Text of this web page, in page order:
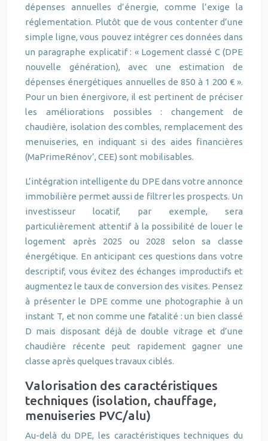
dépenses annuelles d’énergie, comme l’exige la
réglementation. Plutôt que de vous contenter d’une
simple ligne, vous pouvez intégrer ces données dans
un paragraphe explicatif : « Logement classé C (DPE
nouvelle génération), avec une estimation de
dépenses énergétiques annuelles de 850 à 1 200 € ».
Pour un bien énergivore, il est pertinent de préciser
les améliorations possibles : changement de
chaudière, isolation des combles, remplacement des
menuiseries, en indiquant si des aides financières
(MaPrimeRénov’, CEE) sont mobilisables.
L’intégration intelligente du DPE dans votre annonce
immobilière permet aussi de filtrer les prospects. Un
investisseur locatif, par exemple, sera
particulièrement attentif à la possibilité de louer le
logement après 2025 ou 2028 selon sa classe
énergétique. En anticipant ces questions dans votre
descriptif, vous évitez des échanges improductifs et
augmentez le taux de conversion des visites. Pensez
à présenter le DPE comme une photographie à un
instant T, et non comme une fatalité : un bien classé
D mais disposant déjà de double vitrage et d’une
chaudière récente peut rapidement gagner une
classe après quelques travaux ciblés.
Valorisation des caractéristiques
techniques (isolation, chauffage,
menuiseries PVC/alu)
Au-delà du DPE, les caractéristiques techniques du